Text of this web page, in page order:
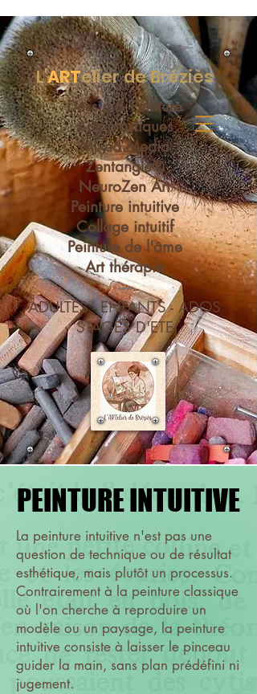
L'ARTelier de Bréziès
Dessin & Peinture
Arts plastiques
Mixed Media
Zentangle®
NeuroZen Art
Peinture intuitive
Collage intuitif
Peinture de l'âme
Art thérapie
----
ADULTES - ENFANTS - ADOS
STAGES D'ETE
PEINTURE INTUITIVE
PEINTURE INTUITIVE
La peinture intuitive n'est pas une
question de technique ou de résultat
esthétique, mais plutôt un processus.
Contrairement à la peinture classique
où l'on cherche à reproduire un
modèle ou un paysage, la peinture
intuitive consiste à laisser le pinceau
guider la main, sans plan prédéfini ni
jugement.